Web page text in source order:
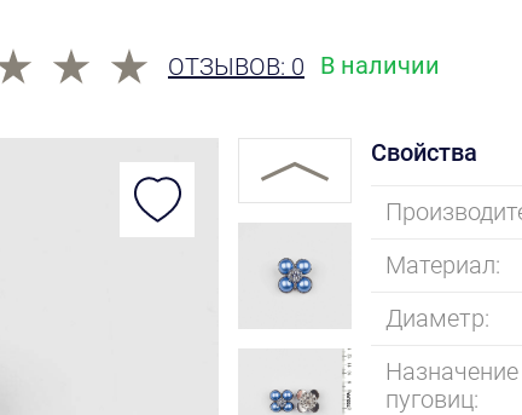
ОТЗЫВОВ: 0 В наличии
Свойства
Материал:
Диаметр:
Назначение
пуговиц: